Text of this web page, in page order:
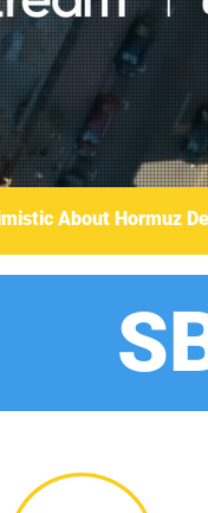
About Hormuz